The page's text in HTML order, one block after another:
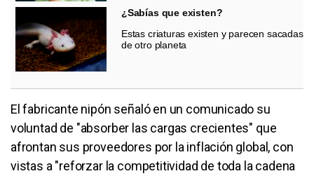
¿Sabías que existen?
Estas criaturas existen y parecen sacadas
de otro planeta
El fabricante nipón señaló en un comunicado su
voluntad de "absorber las cargas crecientes" que
afrontan sus proveedores por la inflación global, con
vistas a "reforzar la competitividad de toda la cadena